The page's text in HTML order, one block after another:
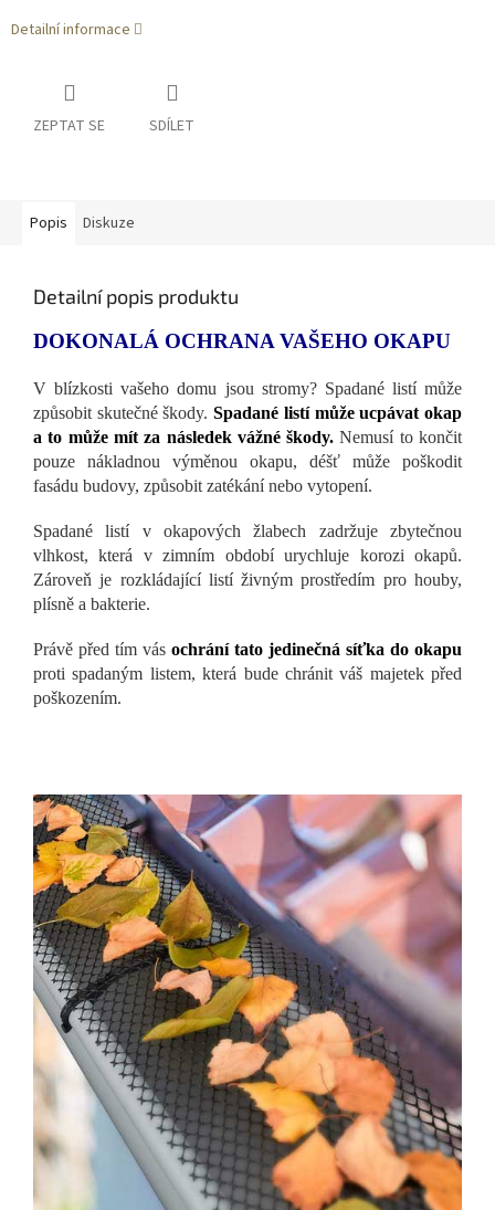
Detailní informace
ZEPTAT SE SDÍLET
Popis Diskuze
Detailní popis produktu
DOKONALÁ OCHRANA VAŠEHO OKAPU
V blízkosti vašeho domu jsou stromy? Spadané listí může
způsobit skutečné škody.Spadané listí může ucpávat okap
a to může mít za následek vážné škody. Nemusí to končit
pouze nákladnou výměnou okapu, déšť může poškodit
fasádu budovy, způsobit zatékání nebo vytopení.
Spadané listí v okapových žlabech zadržuje zbytečnou
vlhkost, která v zimním období urychluje korozi okapů.
Zároveň je rozkládající listí živným prostředím pro houby,
plísně a bakterie.
Právě před tím vás ochrání tato jedinečná síťka do okapu
proti spadaným listem, která bude chránit váš majetek před
poškozením.